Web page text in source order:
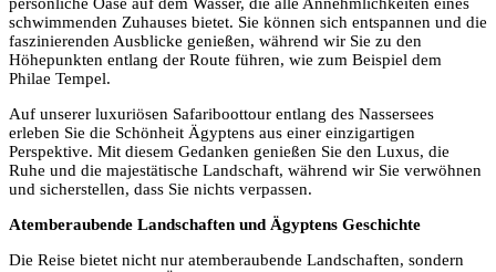
schwimmenden Zuhauses bietet. Sie können sich entspannen und die
faszinierenden Ausblicke genießen, während wir Sie zu den
Höhepunkten entlang der Route führen, wie zum Beispiel dem
Philae Tempel.
Auf unserer luxuriösen Safariboottour entlang des Nassersees
erleben Sie die Schönheit Ägyptens aus einer einzigartigen
Perspektive. Mit diesem Gedanken genießen Sie den Luxus, die
Ruhe und die majestätische Landschaft, während wir Sie verwöhnen
und sicherstellen, dass Sie nichts verpassen.
Atemberaubende Landschaften und Ägyptens Geschichte
Die Reise bietet nicht nur atemberaubende Landschaften, sondern